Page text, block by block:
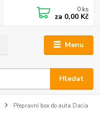
Menu
Hledat
0 ks
za 0,00 Kč
Přepravní box do auta Dacia